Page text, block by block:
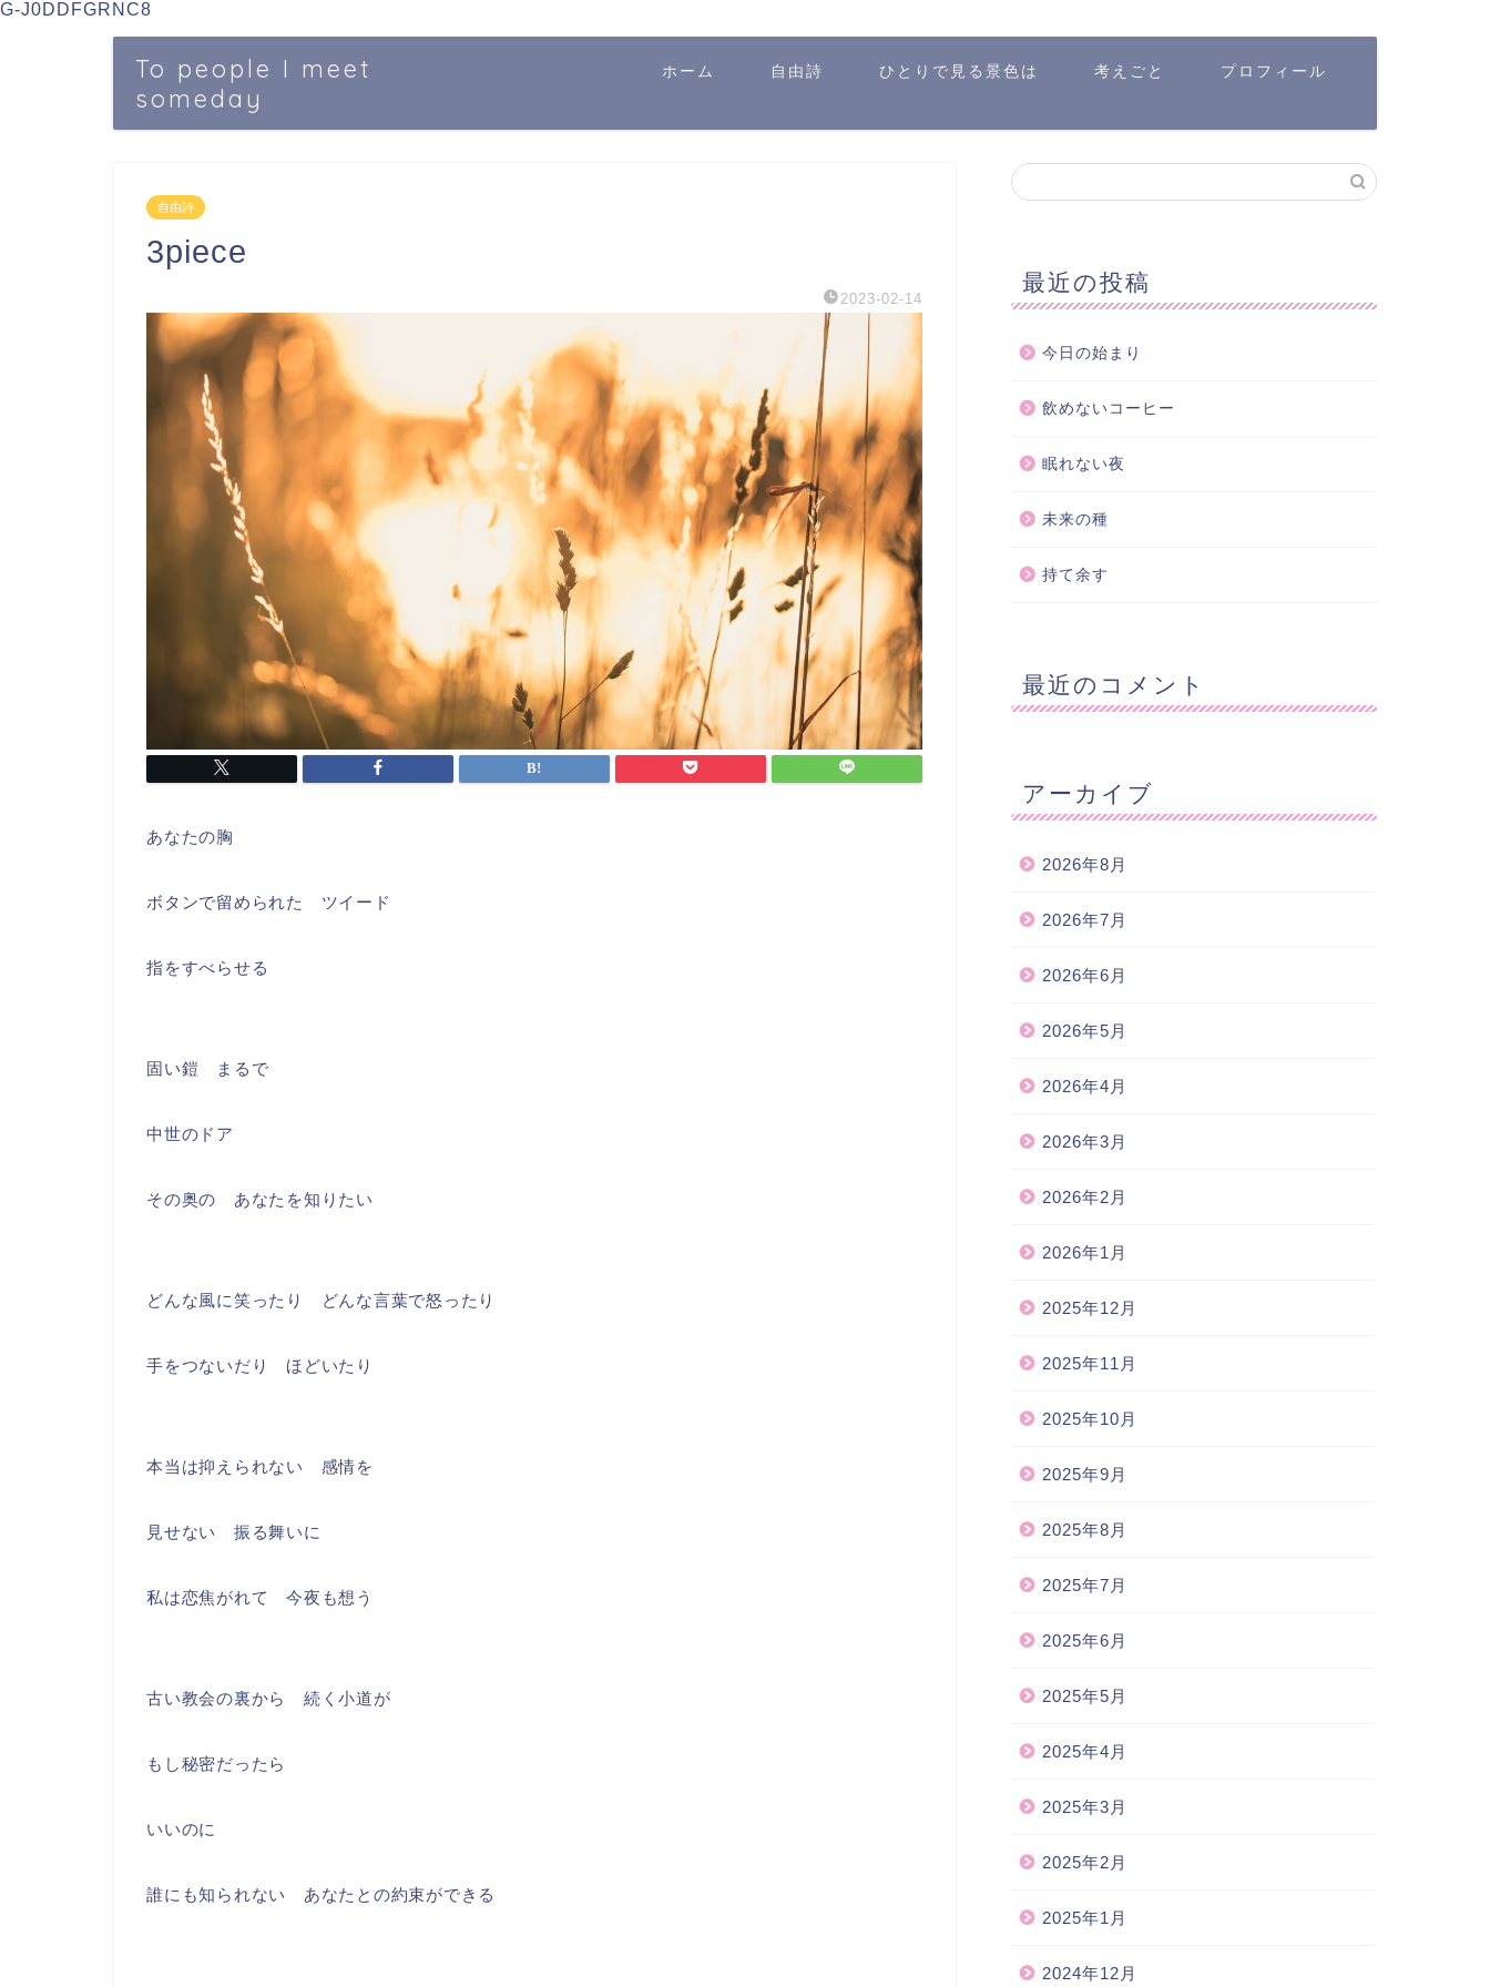
G-J0DDFGRNC8
To people I meet
someday
ホーム 自由詩 ひとりで見る景色は 考えごと プロフィール
自由詩
3piece
2023-02-14
あなたの胸
ボタンで留められた ツイード
指をすべらせる
固い鎧 まるで
中世のドア
その奥の あなたを知りたい
どんな風に笑ったり どんな言葉で怒ったり
手をつないだり ほどいたり
本当は抑えられない 感情を
見せない 振る舞いに
私は恋焦がれて 今夜も想う
古い教会の裏から 続く小道が
もし秘密だったら
いいのに
誰にも知られない あなたとの約束ができる
最近の投稿
今日の始まり
飲めないコーヒー
眠れない夜
未来の種
持て余す
最近のコメント
アーカイブ
2026年8月
2026年7月
2026年6月
2026年5月
2026年4月
2026年3月
2026年2月
2026年1月
2025年12月
2025年11月
2025年10月
2025年9月
2025年8月
2025年7月
2025年6月
2025年5月
2025年4月
2025年3月
2025年2月
2025年1月
2024年12月